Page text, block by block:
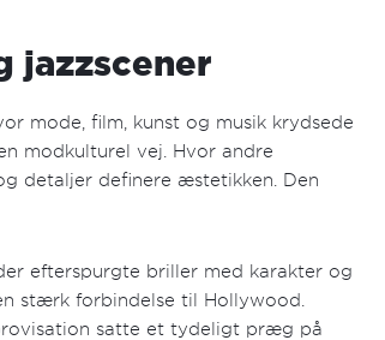
jazzscener
mode, film, kunst og musik krydsede
modkulturel vej. Hvor andre
detaljer definere æstetikken. Den
efterspurgte briller med karakter og
stærk forbindelse til Hollywood.
satte et tydeligt præg på